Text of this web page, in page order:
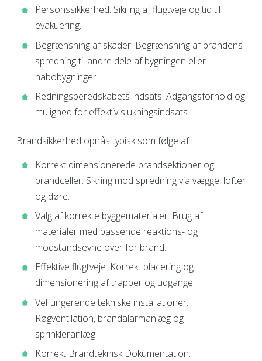
Personssikkerhed: Sikring af flugtveje og tid til
evakuering.
Begrænsning af skader: Begrænsning af brandens
spredning til andre dele af bygningen eller
nabobygninger.
Redningsberedskabets indsats: Adgangsforhold og
mulighed for effektiv slukningsindsats.
Brandsikkerhed opnås typisk som følge af:
Korrekt dimensionerede brandsektioner og
brandceller: Sikring mod spredning via vægge, lofter
og døre.
Valg af korrekte byggematerialer: Brug af
materialer med passende reaktions- og
modstandsevne over for brand.
Effektive flugtveje: Korrekt placering og
dimensionering af trapper og udgange.
Velfungerende tekniske installationer:
Røgventilation, brandalarmanlæg og
sprinkleranlæg.
Korrekt Brandteknisk Dokumentation: